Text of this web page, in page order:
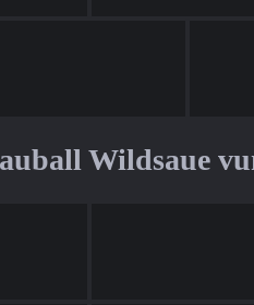
Wildsaue